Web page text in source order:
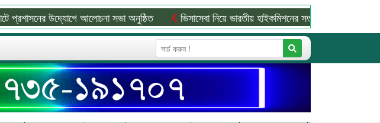
উদ্যোগে আলোচনা সভা অনুষ্ঠিত ভিসাসেবা নিয়ে ভারতীয় হাইকমিশনের সতর্কতা জারি